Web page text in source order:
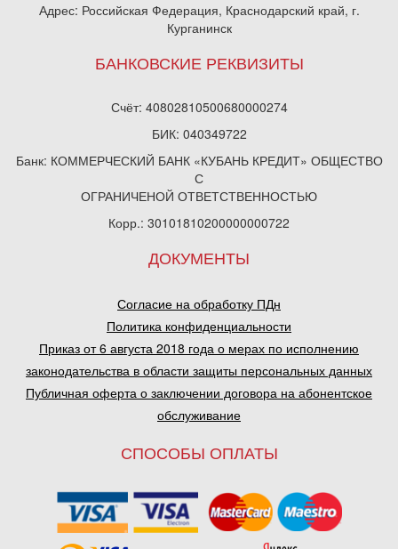
Адрес: Российская Федерация, Краснодарский край, г.
Курганинск
БАНКОВСКИЕ РЕКВИЗИТЫ
Счёт: 40802810500680000274
БИК: 040349722
Банк: КОММЕРЧЕСКИЙ БАНК «КУБАНЬ КРЕДИТ» ОБЩЕСТВО
С
ОГРАНИЧЕНОЙ ОТВЕТСТВЕННОСТЬЮ
Корр.: 30101810200000000722
ДОКУМЕНТЫ
Согласие на обработку ПДн
Политика конфиденциальности
Приказ от 6 августа 2018 года о мерах по исполнению
законодательства в области защиты персональных данных
Публичная оферта о заключении договора на абонентское
обслуживание
СПОСОБЫ ОПЛАТЫ